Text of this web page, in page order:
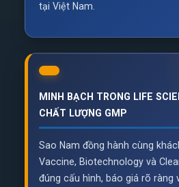
tại Việt Nam.
MINH BẠCH TRONG LIFE
CHẤT LƯỢNG GMP
Sao Nam đồng hành cùng
Vaccine, Biotechnology và
đúng cấu hình, báo giá rõ ràng